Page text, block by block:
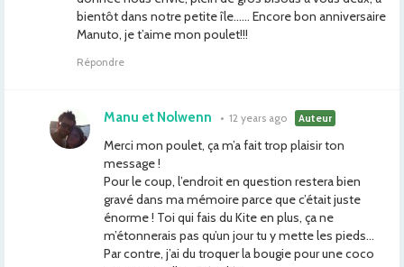
bientôt dans notre petite île…… Encore bon anniversaire
Manuto, je t’aime mon poulet!!!
Répondre
Manu et Nolwenn • 12 years ago Auteur
Merci mon poulet, ça m’a fait trop plaisir ton
message !
Pour le coup, l’endroit en question restera bien
gravé dans ma mémoire parce que c’était juste
énorme ! Toi qui fais du Kite en plus, ça ne
m’étonnerais pas qu’un jour tu y mette les pieds…
Par contre, j’ai du troquer la bougie pour une coco